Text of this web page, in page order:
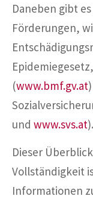
Daneben gibt
Förderungen,
(www.bmf.gv.at
und www.svs.at).
Dieser
Vollständigkeit
Informationen